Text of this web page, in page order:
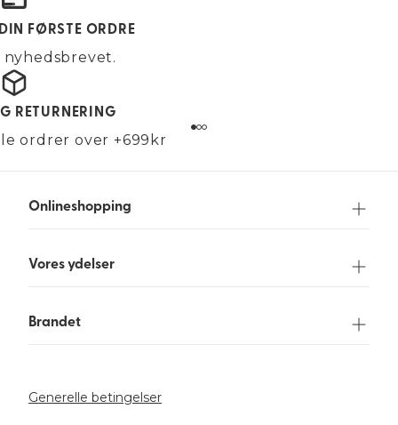
FØRSTE ORDRE
RETURNERING
ordrer over +699kr
Onlineshopping
Vores ydelser
Brandet
Generelle betingelser